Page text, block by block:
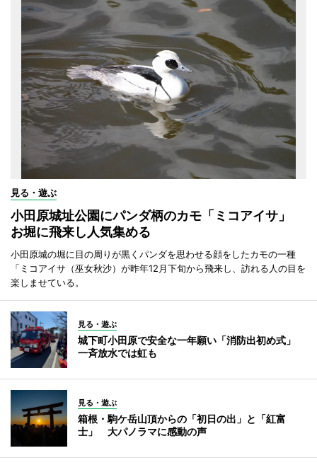
見る・遊ぶ
小田原城址公園にパンダ柄のカモ「ミコアイサ」
お堀に飛来し人気集める
小田原城の堀に目の周りが黒くパンダを思わせる顔をしたカモの一種
「ミコアイサ（巫女秋沙）が昨年12月下旬から飛来し、訪れる人の目を
楽しませている。
見る・遊ぶ
城下町小田原で安全な一年願い「消防出初め式」
一斉放水では虹も
見る・遊ぶ
箱根・駒ケ岳山頂からの「初日の出」と「紅富
士」 大パノラマに感動の声